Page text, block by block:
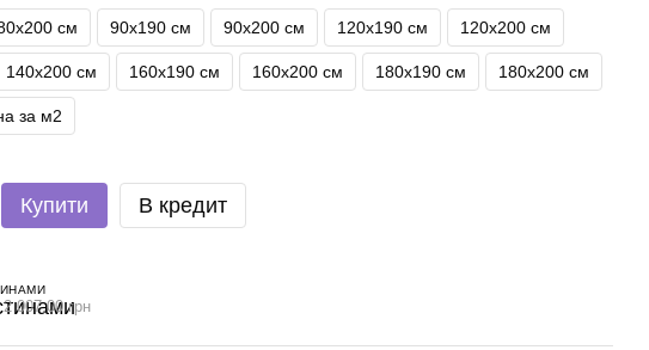
см 90х190 см 90х200 см 120х190 см 120х200 см
140х200 см 160х190 см 160х200 см 180х190 см 180х200 см
за м2
Купити В кредит
007.00 грн